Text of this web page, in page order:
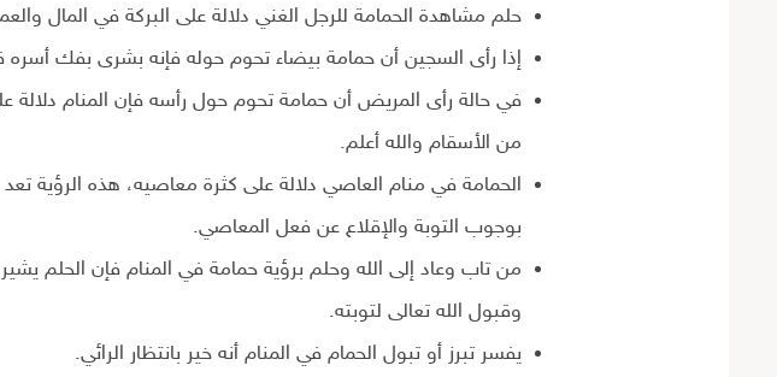
حلم مشاهدة الحمامة للرجل الغني دلالة على البركة في المال
إذا رأى السجين أن حمامة بيضاء تحوم حوله فإنه بشرى بفك أسره
في حالة رأى المريض أن حمامة تحوم حول رأسه فإن المنام دلالة
من الأسقام والله أعلم.
الحمامة في منام العاصي دلالة على كثرة معاصيه، هذه الرؤية تعد
بوجوب التوبة والإقلاع عن فعل المعاصي.
من تاب وعاد إلى الله وحلم برؤية حمامة في المنام فإن الحلم
وقبول الله تعالى لتوبته.
يفسر تبرز أو تبول الحمام في المنام أنه خير بانتظار الرائي.